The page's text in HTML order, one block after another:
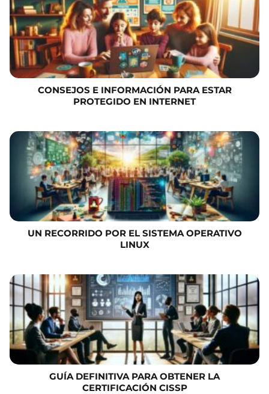
CONSEJOS E INFORMACIÓN PARA ESTAR
PROTEGIDO EN INTERNET
UN RECORRIDO POR EL SISTEMA OPERATIVO
LINUX
GUÍA DEFINITIVA PARA OBTENER LA
CERTIFICACIÓN CISSP